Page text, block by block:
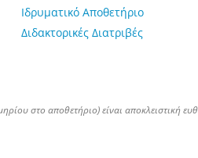
Ιδρυματικό Αποθετήριο
Διδακτορικές Διατριβές
στο αποθετήριο) είναι αποκλειστική